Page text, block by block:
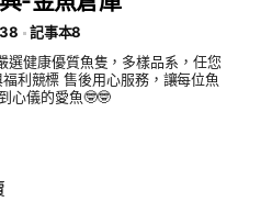
記事本8
選健康優質魚隻，多樣品系，任您
利競標 售後用心服務，讓每位魚
心儀的愛魚🤓🤓